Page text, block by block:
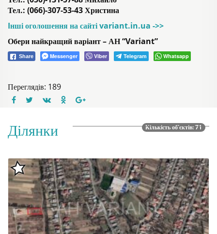
Тел.: (066)-307-53-43 Христина
Iнші оголошення на сайті variant.in.ua ->>
Обери найкращий варіант – АН “Variant”
Share Messenger Viber Telegram Whatsapp
Переглядів: 189
Ділянки Кількість об'єктів: 71